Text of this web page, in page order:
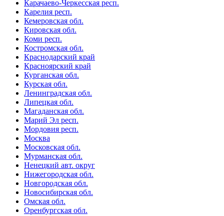
Карачаево-Черкесская респ.
Карелия респ.
Кемеровская обл.
Кировская обл.
Коми респ.
Костромская обл.
Краснодарский край
Красноярский край
Курганская обл.
Курская обл.
Ленинградская обл.
Липецкая обл.
Магаданская обл.
Марий Эл респ.
Мордовия респ.
Москва
Московская обл.
Мурманская обл.
Ненецкий авт. округ
Нижегородская обл.
Новгородская обл.
Новосибирская обл.
Омская обл.
Оренбургская обл.